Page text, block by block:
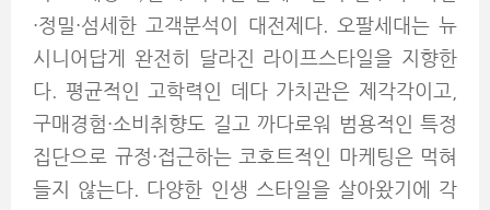
·정밀·섬세한 고객분석이 대전제다. 오팔세대는 뉴
시니어답게 완전히 달라진 라이프스타일을 지향한
다. 평균적인 고학력인 데다 가치관은 제각각이고,
구매경험·소비취향도 길고 까다로워 범용적인 특정
집단으로 규정·접근하는 코호트적인 마케팅은 먹혀
들지 않는다. 다양한 인생 스타일을 살아왔기에 각